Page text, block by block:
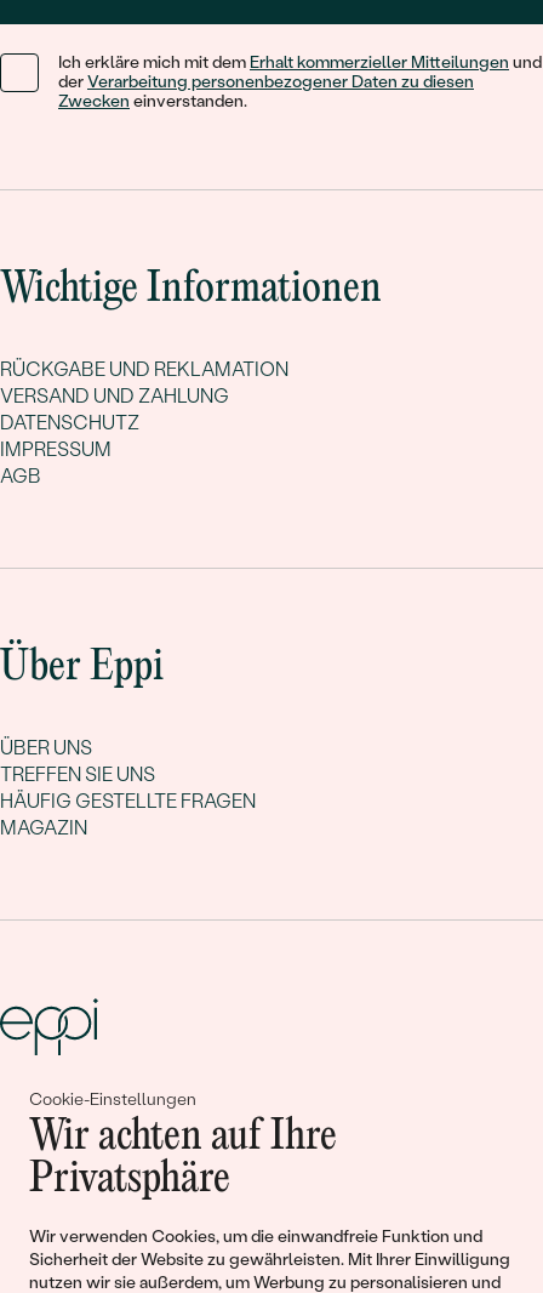
Cookie-Einstellungen
Wir achten auf Ihre
Privatsphäre
Wir verwenden Cookies, um die einwandfreie Funktion und
Sicherheit der Website zu gewährleisten. Mit Ihrer Einwilligung
nutzen wir sie außerdem, um Werbung zu personalisieren und
Ich erkläre mich mit dem Erhalt kommerzieller Mitteilungen und
derVerarbeitung personenbezogener Daten zu diesen
Zwecken einverstanden.
Wichtige Informationen
RÜCKGABE UND REKLAMATION
VERSAND UND ZAHLUNG
DATENSCHUTZ
IMPRESSUM
AGB
Über Eppi
ÜBER UNS
TREFFEN SIE UNS
HÄUFIG GESTELLTE FRAGEN
MAGAZIN
Gemeinsam erschaffen wir
Geschichten von Schönheit und
Liebe
Begleiten Sie uns!